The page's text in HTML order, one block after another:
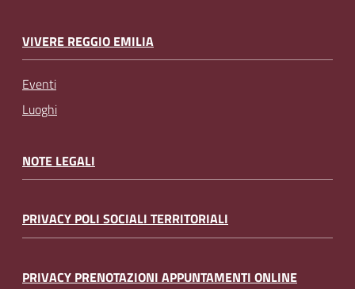
VIVERE REGGIO EMILIA
Eventi
Luoghi
NOTE LEGALI
PRIVACY POLI SOCIALI TERRITORIALI
PRIVACY PRENOTAZIONI APPUNTAMENTI ONLINE